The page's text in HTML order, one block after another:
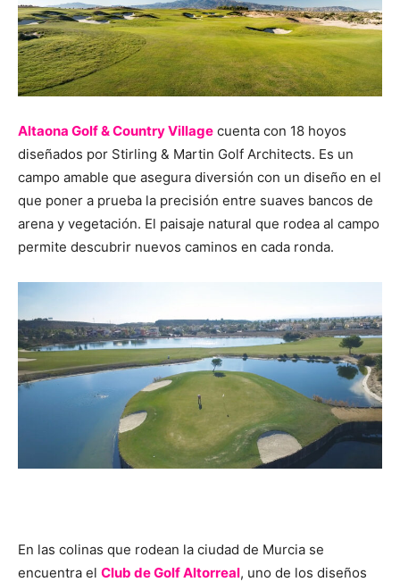
Altaona Golf & Country Village cuenta con 18 hoyos
diseñados por Stirling & Martin Golf Architects. Es un
campo amable que asegura diversión con un diseño en el
que poner a prueba la precisión entre suaves bancos de
arena y vegetación. El paisaje natural que rodea al campo
permite descubrir nuevos caminos en cada ronda.
En las colinas que rodean la ciudad de Murcia se
encuentra el Club de Golf Altorreal, uno de los diseños